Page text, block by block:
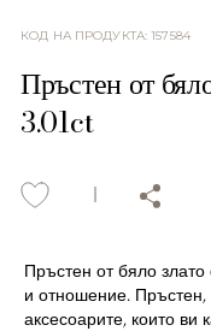
КОД НА ПРОДУКТА:157584
Пръстен от
3.01ct
Пръстен от бяло
и отношение. Пръстен,
аксесоарите, които ви